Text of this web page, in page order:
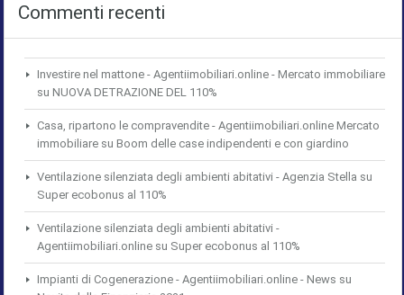
Commenti recenti
Investire nel mattone - Agentiimobiliari.online - Mercato immobiliare
su NUOVA DETRAZIONE DEL 110%
Casa, ripartono le compravendite - Agentiimobiliari.online Mercato
immobiliare su Boom delle case indipendenti e con giardino
Ventilazione silenziata degli ambienti abitativi - Agenzia Stella su
Super ecobonus al 110%
Ventilazione silenziata degli ambienti abitativi -
Agentiimobiliari.online su Super ecobonus al 110%
Impianti di Cogenerazione - Agentiimobiliari.online - News su